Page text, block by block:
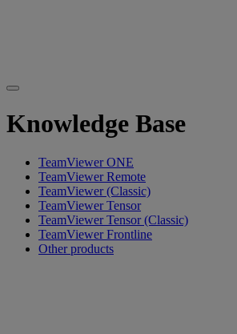
Knowledge Base
TeamViewer ONE
TeamViewer Remote
TeamViewer (Classic)
TeamViewer Tensor
TeamViewer Tensor (Classic)
TeamViewer Frontline
Other products